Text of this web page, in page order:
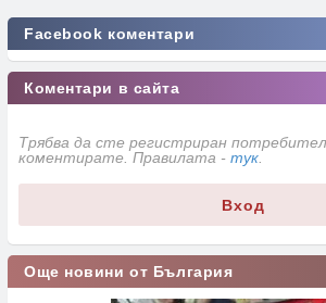
Facebook коментари
Коментари в сайта
Трябва да сте регистриран
коментирате. Правилата - тук
Вход
Още новини от България